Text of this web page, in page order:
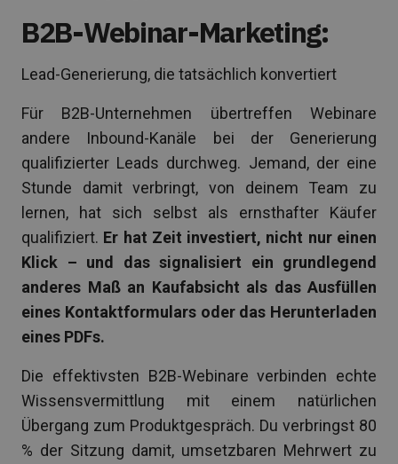
B2B-Webinar-Marketing:
Lead-Generierung, die tatsächlich konvertiert
Für B2B-Unternehmen übertreffen Webinare
andere Inbound-Kanäle bei der Generierung
qualifizierter Leads durchweg. Jemand, der eine
Stunde damit verbringt, von deinem Team zu
lernen, hat sich selbst als ernsthafter Käufer
qualifiziert. Er hat Zeit investiert, nicht nur einen
Klick – und das signalisiert ein grundlegend
anderes Maß an Kaufabsicht als das Ausfüllen
eines Kontaktformulars oder das Herunterladen
eines PDFs.
Die effektivsten B2B-Webinare verbinden echte
Wissensvermittlung mit einem natürlichen
Übergang zum Produktgespräch. Du verbringst 80
% der Sitzung damit, umsetzbaren Mehrwert zu